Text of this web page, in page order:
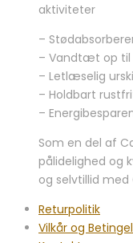
aktiviteter
–
– Vandtæt op til
– Letlæselig
– Holdbart
–
Som en del af
pålidelighed og
og selvtillid med
Returpolitik
Vilkår og